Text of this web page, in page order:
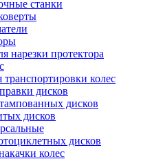
станки
нарезки протектора
транспортировки колес
дисков
дисков
дисков
дисков
колес